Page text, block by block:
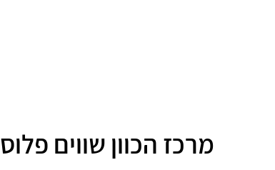
מרכז הכוון שווים פלוס